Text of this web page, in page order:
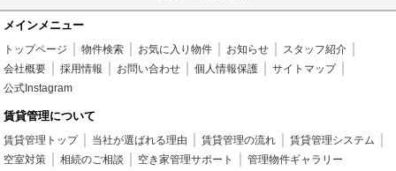
メインメニュー
トップページ 物件検索 お気に入り物件 お知らせ
スタッフ紹介
会社概要
採用情報 お問い合わせ 個人情報保護
サイトマップ
公式Instagram
賃貸管理について
賃貸管理トップ 当社が選ばれる理由 賃貸管理の流れ
賃貸管理システム
空室対策
相続のご相談 空き家管理サポート 管理物件ギャラリー